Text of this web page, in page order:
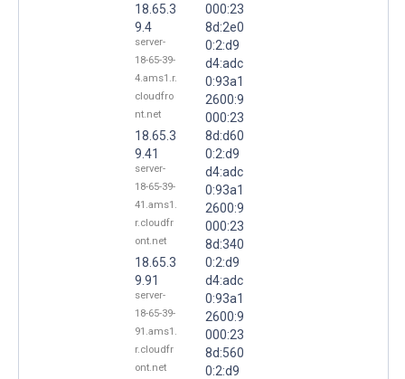
18.65.3
9.4
server-
18-65-39-
4.ams1.r.
cloudfro
nt.net
18.65.3
9.41
server-
18-65-39-
41.ams1.
r.cloudfr
ont.net
18.65.3
9.91
server-
18-65-39-
91.ams1.
r.cloudfr
ont.net
000:23
8d:2e0
0:2:d9
d4:adc
0:93a1
2600:9
000:23
8d:d60
0:2:d9
d4:adc
0:93a1
2600:9
000:23
8d:340
0:2:d9
d4:adc
0:93a1
2600:9
000:23
8d:560
0:2:d9